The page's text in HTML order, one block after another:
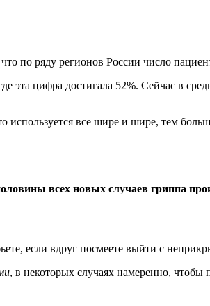
что по ряду регионов России число
эта цифра достигала 52%. Сейчас в
используется все шире и шире, тем
всех новых случаев гриппа
если вдруг посмеете выйти с
, в некоторых случаях намеренно, чтобы